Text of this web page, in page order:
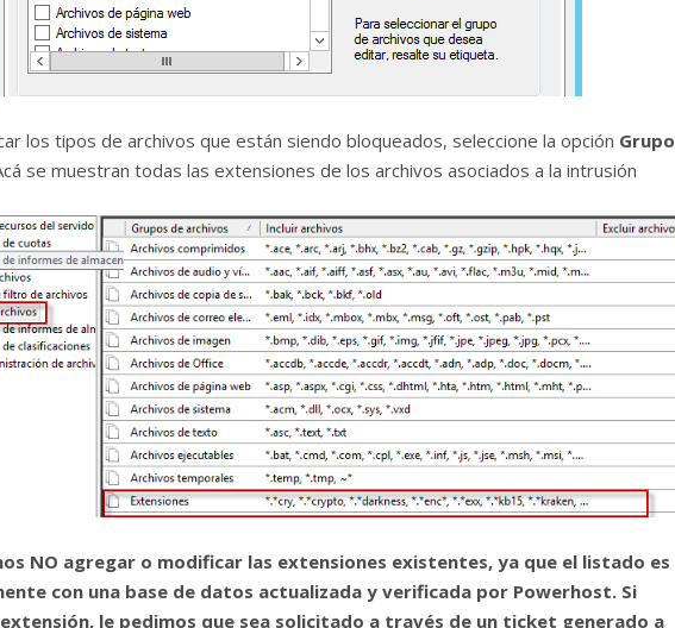
los tipos de archivos que están siendo bloqueados, seleccione la opción Grupo
se muestran todas las extensiones de los archivos asociados a la intrusión
NO agregar o modificar las extensiones existentes, ya que el listado es
con una base de datos actualizada y verificada por Powerhost. Si
le pedimos que sea solicitado a través de un ticket generado a